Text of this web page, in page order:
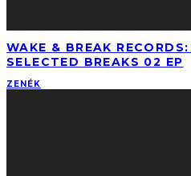
WAKE & BREAK
SELECTED BREAKS 02 EP
ZENÉK